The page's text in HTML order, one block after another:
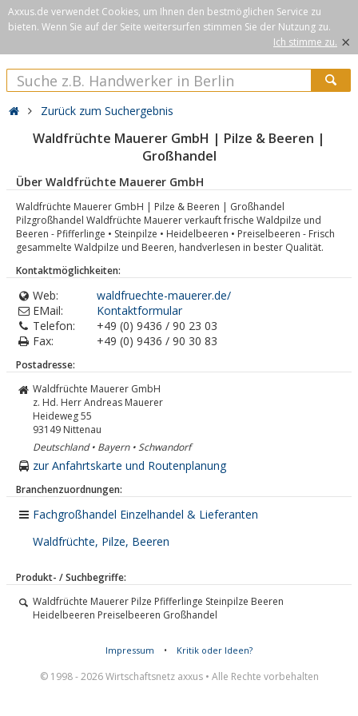
Axxus.de verwendet Cookies, um Ihnen den bestmöglichen Service zu
bieten. Wenn Sie auf der Seite weitersurfen stimmen Sie der Nutzung zu.
Ich stimme zu. ×
Zurück zum Suchergebnis
Waldfrüchte Mauerer GmbH | Pilze & Beeren |
Großhandel
Über Waldfrüchte Mauerer GmbH
Waldfrüchte Mauerer GmbH | Pilze & Beeren | Großhandel
Pilzgroßhandel Waldfrüchte Mauerer verkauft frische Waldpilze und
Beeren - Pfifferlinge • Steinpilze • Heidelbeeren • Preiselbeeren - Frisch
gesammelte Waldpilze und Beeren, handverlesen in bester Qualität.
Kontaktmöglichkeiten:
Web:
waldfruechte-mauerer.de/
EMail:
Kontaktformular
Telefon:
+49 (0) 9436 / 90 23 03
Fax:
+49 (0) 9436 / 90 30 83
Postadresse:
Waldfrüchte Mauerer GmbH
z. Hd. Herr Andreas Mauerer
Heideweg 55
93149 Nittenau
Deutschland • Bayern • Schwandorf
zur Anfahrtskarte und Routenplanung
Branchenzuordnungen:
Fachgroßhandel Einzelhandel & Lieferanten
Waldfrüchte, Pilze, Beeren
Produkt- / Suchbegriffe:
Waldfrüchte Mauerer Pilze Pfifferlinge Steinpilze Beeren
Heidelbeeren Preiselbeeren Großhandel
Impressum • Kritik oder Ideen?
© 1998 - 2026 Wirtschaftsnetz axxus • Alle Rechte vorbehalten